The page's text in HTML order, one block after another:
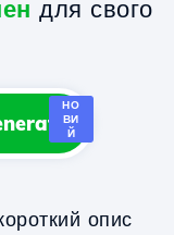
для свого
НО
ВИ
Й
опис